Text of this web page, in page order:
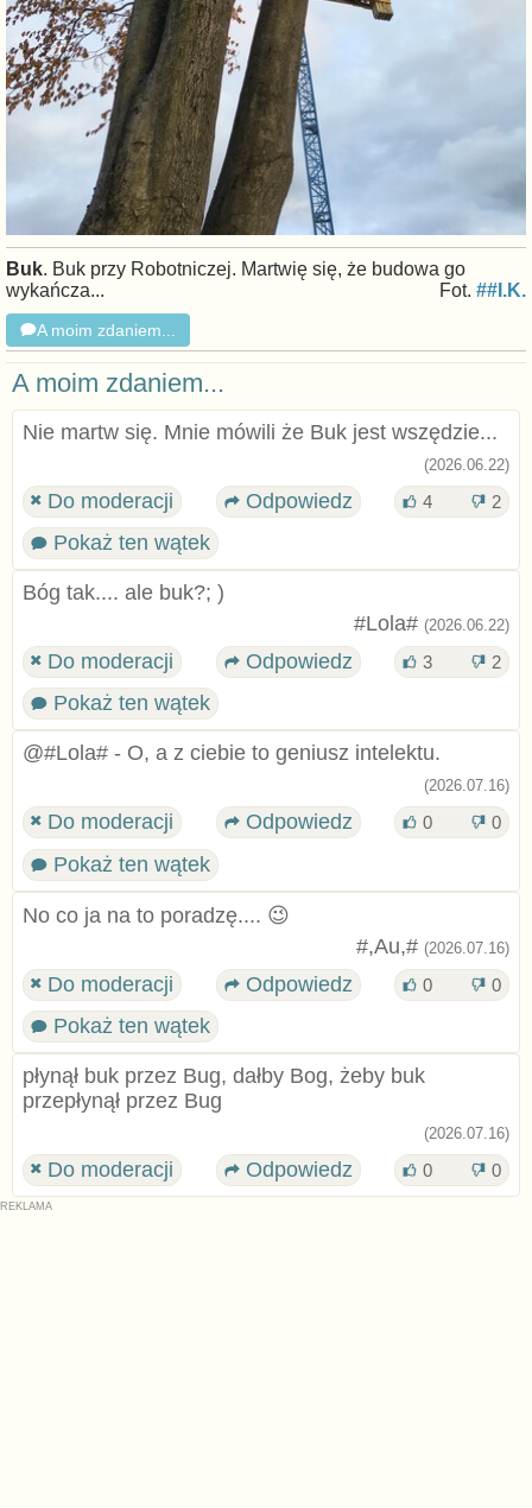
Buk. Buk przy Robotniczej. Martwię się, że budowa go
wykańcza...
Fot.##I.K.
A moim zdaniem...
A moim zdaniem...
Nie martw się. Mnie mówili że Buk jest wszędzie...
(2026.06.22)
Do moderacji Odpowiedz 4 2
Pokaż ten wątek
Bóg tak.... ale buk?; )
#Lola# (2026.06.22)
Do moderacji Odpowiedz 3 2
Pokaż ten wątek
@#Lola# - O, a z ciebie to geniusz intelektu.
(2026.07.16)
Do moderacji Odpowiedz 0 0
Pokaż ten wątek
No co ja na to poradzę.... 😉
#,Au,# (2026.07.16)
Do moderacji Odpowiedz 0 0
Pokaż ten wątek
płynął buk przez Bug, dałby Bog, żeby buk
przepłynął przez Bug
(2026.07.16)
Do moderacji Odpowiedz 0 0